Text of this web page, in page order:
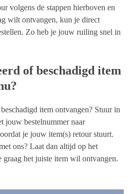
volgens de stappen hierboven en
wilt ontvangen, kun je direct
Zo heb je jouw ruiling snel in
of beschadigd item
item ontvangen? Stuur in
jouw bestelnummer naar
je jouw item(s) retour stuurt.
ons? Laat dan altijd op het
het juiste item wil ontvangen.